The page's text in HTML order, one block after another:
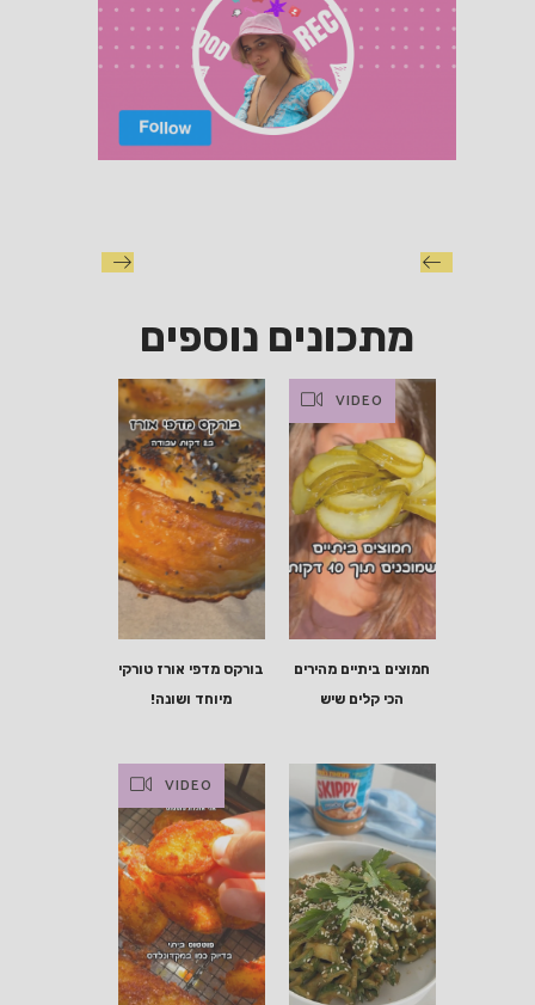
מתכונים נוספים
בורקס מדפי אורז טורקי
מיוחד ושונה!
VIDEO
חמוצים ביתיים מהירים
הכי קלים שיש
VIDEO